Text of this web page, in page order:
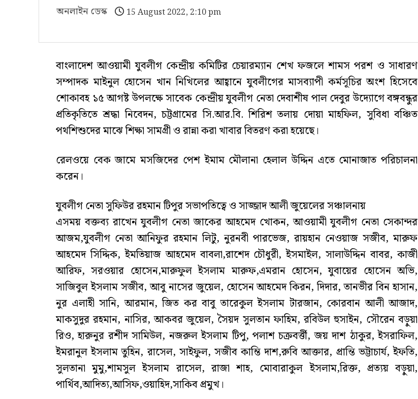
অনলাইন ডেস্ক 15 August 2022, 2:10 pm
বাংলাদেশ আওয়ামী যুবলীগ কেন্দ্রীয় কমিটির চেয়ারম্যান শেখ ফজলে শামস পরশ ও সাধারণ
সম্পাদক মাইনুল হোসেন খান নিখিলের আহ্বানে যুবলীগের মাসব্যাপী কর্মসূচির অংশ হিসেবে
শোকাবহ ১৫ আগষ্ট উপলক্ষে সাবেক কেন্দ্রীয় যুবলীগ নেতা দেবাশীষ পাল দেবুর উদ্যোগে বঙ্গবন্ধুর
প্রতিকৃতিতে শ্রদ্ধা নিবেদন, চট্টগ্রামের সি.আর.বি. শিরিশ তলায় দোয়া মাহফিল, সুবিধা বঞ্চিত
পথশিশুদের মাঝে শিক্ষা সামগ্রী ও রান্না করা খাবার বিতরণ করা হয়েছে।
রেলওয়ে বেক জামে মসজিদের পেশ ইমাম মৌলানা হেলাল উদ্দিন এতে মোনাজাত পরিচালনা
করেন।
যুবলীগ নেতা সুফিউর রহমান টিপুর সভাপতিত্বে ও সাজ্জাদ আলী জুয়েলের সঞ্চালনায়
এসময় বক্তব্য রাখেন যুবলীগ নেতা জাকের আহমেদ খোকন, আওয়ামী যুবলীগ নেতা সেকান্দর
আজম,যুবলীগ নেতা আনিফুর রহমান লিটু, নুরনবী পারভেজ, রায়হান নেওয়াজ সজীব, মারুফ
আহমেদ সিদ্দিক, ইমতিয়াজ আহমেদ বাবলা,রাশেদ চৌধুরী, ইসমাইল, সালাউদ্দিন বাবর, কাজী
আরিফ, সরওয়ার হোসেন,মারুফুল ইসলাম মারুফ,এমরান হোসেন, যুবায়ের হোসেন অভি,
সাজিবুল ইসলাম সজীব, আবু নাসের জুয়েল, হোসেন আহমেদ কিরন, দিদার, তানভীর বিন হাসান,
নুর এলাহী সানি, আরমান, জিত কর বাবু তারেকুল ইসলাম টারজান, কোরবান আলী আজাদ,
মাকসুদুর রহমান, নাসির, আকবর জুয়েল, সৈয়দ সুলতান ফাহিম, রবিউল হুসাইন, সৌরেন বড়ুয়া
রিও, হারুনুর রশীদ সামিউল, নজরুল ইসলাম টিপু, পলাশ চক্রবর্ত্তী, জয় দাশ ঠাকুর, ইসরাফিল,
ইমরানুল ইসলাম তুহিন, রাসেল, সাইফুল, সজীব কাম্তি দাশ,রুবি আক্তার, প্রান্তি ভট্টাচার্য, ইফতি,
সুলতানা মুমু,শামসুল ইসলাম রাসেল, রাজা শাহ, মোবারাকুল ইসলাম,রিক্ত, প্রত্যয় বড়ুয়া,
পার্থিব,আদিত্য,আসিফ,ওয়াহিদ,সাকিব প্রমুখ।